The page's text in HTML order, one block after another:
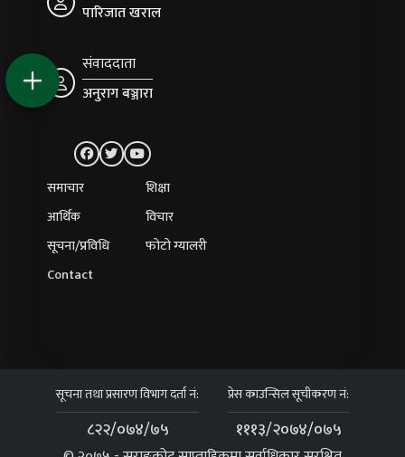
पारिजात खराल
संवाददाता
अनुराग बञ्जारा
समाचार
शिक्षा
आर्थिक
विचार
सूचना/प्रविधि
फोटो ग्यालरी
Contact
सूचना तथा प्रसारण विभाग दर्ता नं:
८२२/०७४/७५
प्रेस काउन्सिल सूचीकरण नं:
१११३/२०७४/०७५